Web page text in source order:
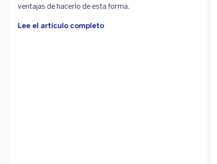
ventajas de hacerlo de esta forma.
Lee el artículo completo